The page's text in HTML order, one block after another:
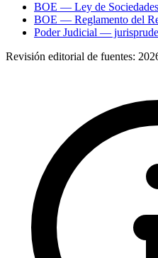
BOE — Ley de
BOE — Reglamento del
Poder Judicial —
Revisión editorial de fuentes: